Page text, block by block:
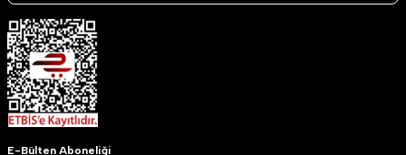
E-Bülten Aboneliği